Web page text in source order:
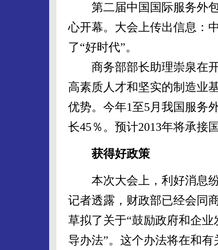
第二届中国国际服务外包
心开幕。大会上传出信息：
了“好时代”。
商务部部长助理崇泉在开
高素质人才和坚实的制造业
优势。今年1至5月我国服务
长45％。预计2013年将承接
获得好政策
本次大会上，利好消息纷
记者透露，财政部已经会同
草拟了关于“鼓励政府和企
导办法”。这个办法将在和